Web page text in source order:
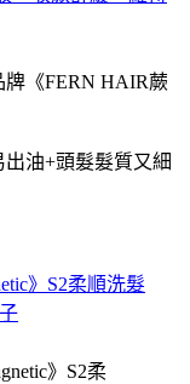
油+頭髮髮質又細
》S2柔順洗髮